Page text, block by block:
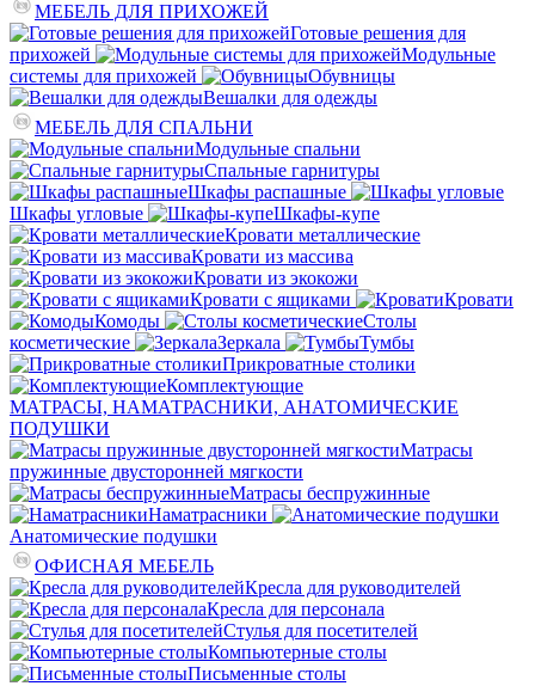
МЕБЕЛЬ ДЛЯ ПРИХОЖЕЙ
Готовые решения для
прихожей
Модульные
системы для прихожей
Обувницы
Вешалки для одежды
МЕБЕЛЬ ДЛЯ СПАЛЬНИ
Модульные спальни
Спальные гарнитуры
Шкафы распашные
Шкафы угловые
Шкафы-купе
Кровати металлические
Кровати из массива
Кровати из экокожи
Кровати с ящиками
Кровати
Комоды
Столы
косметические
Зеркала
Тумбы
Прикроватные столики
Комплектующие
МАТРАСЫ, НАМАТРАСНИКИ, АНАТОМИЧЕСКИЕ
ПОДУШКИ
Матрасы
пружинные двусторонней мягкости
Матрасы беспружинные
Наматрасники
Анатомические подушки
ОФИСНАЯ МЕБЕЛЬ
Кресла для руководителей
Кресла для персонала
Стулья для посетителей
Компьютерные столы
Письменные столы